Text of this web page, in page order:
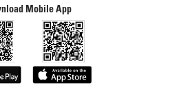
Mobile App